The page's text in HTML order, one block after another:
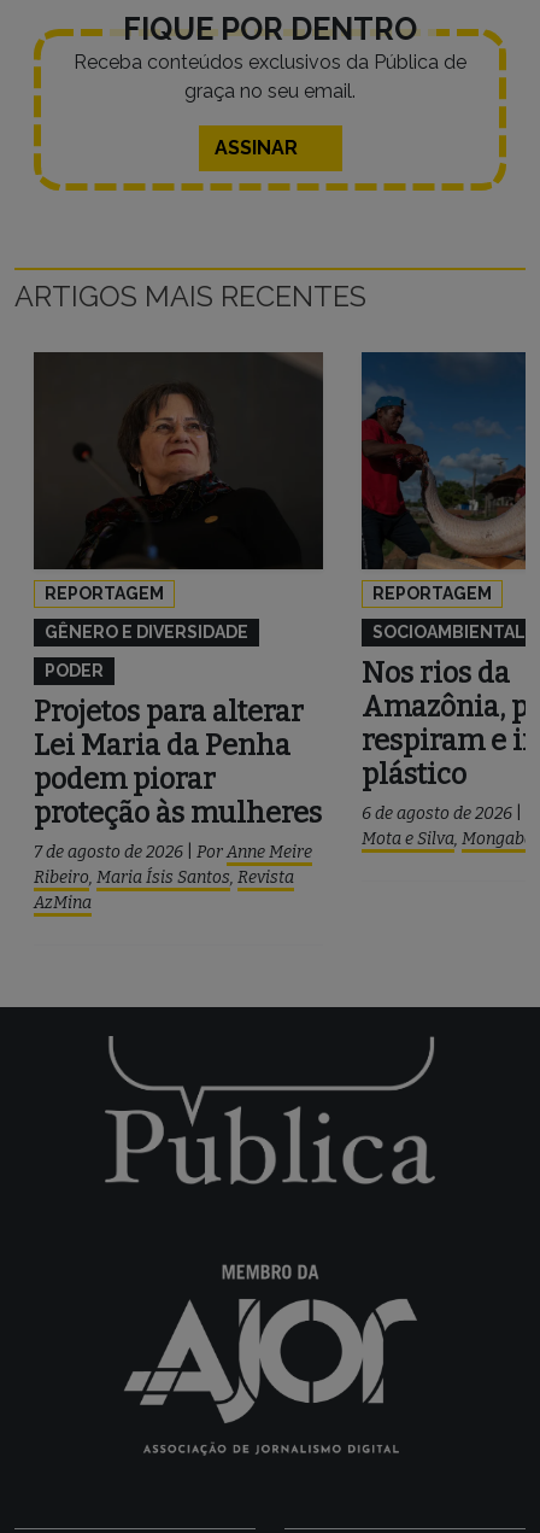
FIQUE POR DENTRO
Receba conteúdos exclusivos da Pública de
graça no seu email.
ASSINAR
ARTIGOS MAIS RECENTES
REPORTAGEM
GÊNERO E DIVERSIDADE
PODER
Projetos para alterar
Lei Maria da Penha
podem piorar
proteção às mulheres
7 de agosto de 2026 PorAnne Meire
Ribeiro, Maria Ísis Santos, Revista
AzMina
REPORTAGEM
SOCIOAMBIENTAL
Nos rios da
Amazônia,
respiram e
plástico
6 de agosto de 2026
Mota e Silva,